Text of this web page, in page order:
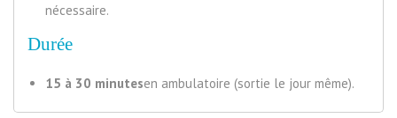
nécessaire.
Durée
15 à 30 minutesen ambulatoire (sortie le jour même).